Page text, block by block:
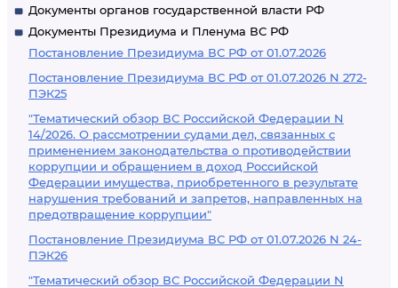
Документы органов государственной власти РФ
Документы Президиума и Пленума ВС РФ
Постановление Президиума ВС РФ от 01.07.2026
Постановление Президиума ВС РФ от 01.07.2026 N 272-
ПЭК25
"Тематический обзор ВС Российской Федерации N
14/2026. О рассмотрении судами дел, связанных с
применением законодательства о противодействии
коррупции и обращением в доход Российской
Федерации имущества, приобретенного в результате
нарушения требований и запретов, направленных на
предотвращение коррупции"
Постановление Президиума ВС РФ от 01.07.2026 N 24-
ПЭК26
"Тематический обзор ВС Российской Федерации N